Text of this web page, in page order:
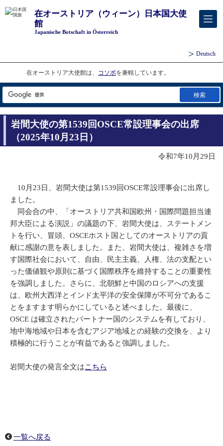
在オーストリア（ウィーン）日本国大使
館
Japanische Botschaft in Österreich
Deutsch
在オーストリア大使館は、 コソボを兼轄しています。
検索
岩間大使の第1539回OSCE常設理事会の出席
（2025年10月23日）
令和7年10月29日
10月23日、岩間大使は第1539回OSCE常設理事会に出席し
ました。
同会合の中、「オーストリア共和国欧州・国際問題担当連
邦大臣による演説」の議題の下、岩間大使は、ステートメン
トを行い、冒頭、OSCEホスト国としてのオーストリアの貢
献に感謝の意を表しました。また、岩間大使は、複雑さを増
す国際社会において、自由、民主主義、人権、法の支配とい
った価値観や原則に基づく国際秩序を維持することの重要性
を強調しました。さらに、北朝鮮と中国のロシアへの支援
は、欧州大西洋とインド太平洋の安全保障が不可分であるこ
とをますます明らかにしていると述べました。最後に、
OSCE は確立されたパートナー国のシステムを有しており、
地中海地域や日本を含むアジア地域との経験の交換を、より
積極的に行うことが有益であると強調しました。
岩間大使の発言全文はこちら
一覧へ戻る